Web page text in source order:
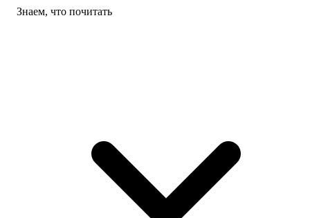
Знаем, что почитать